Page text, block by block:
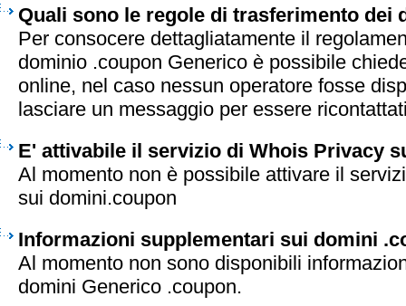
Quali sono le regole di trasferimento dei
Per consocere dettagliatamente il
dominio .coupon Generico è possibile
online, nel caso nessun operatore fosse
lasciare un messaggio per essere
E' attivabile il servizio di Whois Privacy
Al momento non è possibile attivare il
sui domini.coupon
Informazioni supplementari sui domini
Al momento non sono disponibili
domini Generico .coupon.